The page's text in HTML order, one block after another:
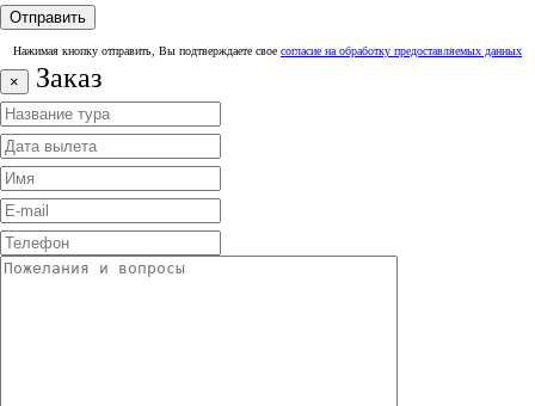
Нажимая кнопку отправить, Вы подтверждаете свое согласие на обработку предоставляемых данных
× Заказ